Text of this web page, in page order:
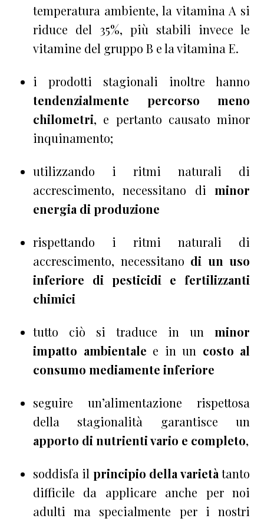
temperatura ambiente, la vitamina A si
riduce del 35%, più stabili invece le
vitamine del gruppo B e la vitamina E.
i prodotti stagionali inoltre hanno
tendenzialmente percorso meno
chilometri, e pertanto causato minor
inquinamento;
utilizzando i ritmi naturali di
accrescimento, necessitano di minor
energia di produzione
rispettando i ritmi naturali di
accrescimento, necessitano di un uso
inferiore di pesticidi e fertilizzanti
chimici
tutto ciò si traduce in un minor
impatto ambientale e in un costo al
consumo mediamente inferiore
seguire un’alimentazione rispettosa
della stagionalità garantisce un
apporto di nutrienti vario e completo,
soddisfa il principio della varietà tanto
difficile da applicare anche per noi
adulti ma specialmente per i nostri